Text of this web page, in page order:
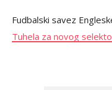
Fudbalski savez
Tuhela za novog